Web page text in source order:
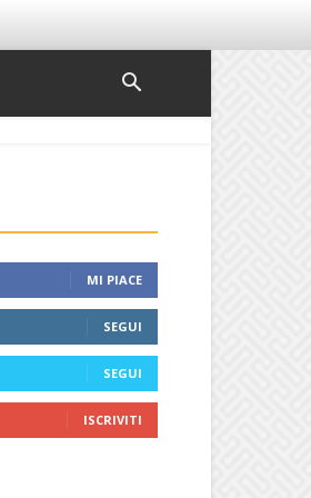
MI PIACE
SEGUI
SEGUI
ISCRIVITI